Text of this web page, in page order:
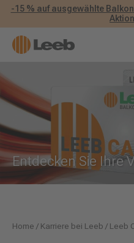
-15 % auf ausgewählte
Entdecken Sie Ihre
Home / Karriere bei Leeb / Leeb